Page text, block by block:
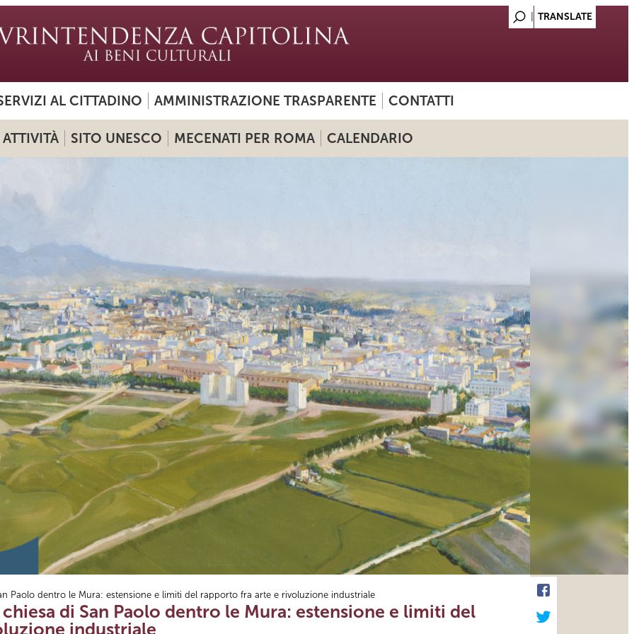
AL CITTADINO AMMINISTRAZIONE TRASPARENTE CONTATTI
ATTIVITÀ SITO UNESCO MECENATI PER ROMA CALENDARIO
Paolo dentro le Mura: estensione e limiti del rapporto fra arte e rivoluzione industriale
di San Paolo dentro le Mura: estensione e limiti del
industriale